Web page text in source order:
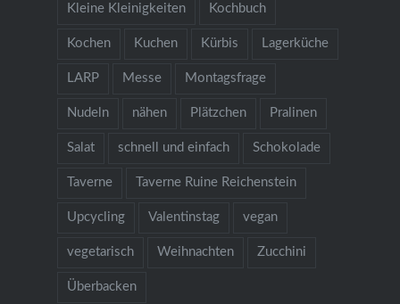
Kleine Kleinigkeiten Kochbuch
Kochen Kuchen Kürbis Lagerküche
LARP Messe Montagsfrage
Nudeln nähen Plätzchen Pralinen
Salat schnell und einfach Schokolade
Taverne Taverne Ruine Reichenstein
Upcycling Valentinstag vegan
vegetarisch Weihnachten Zucchini
Überbacken